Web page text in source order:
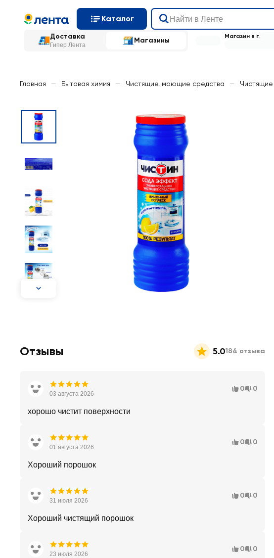
Каталог
Доставка
Гипер Лента
Магазины Магазин в г.
Главная — Бытовая химия — Чистящие, моющие средства —
Отзывы 5.0184 отзыва
03 августа 2026
0 0
хорошо чистит поверхности
01 августа 2026
0 0
Хороший порошок
31 июля 2026
0 0
Хороший чистящий порошок
23 июля 2026
0 0